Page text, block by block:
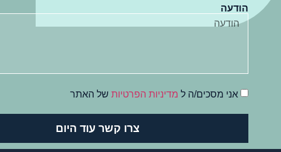
הודעה
אני מסכים/ה ל מדיניות הפרטיותשל האתר
צרו קשר עוד היום